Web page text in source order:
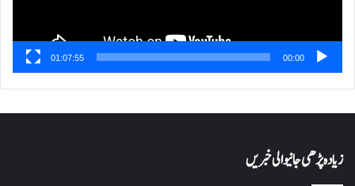
00:00
01:07:55
زیادہ پڑھی جانیوالی خبریں